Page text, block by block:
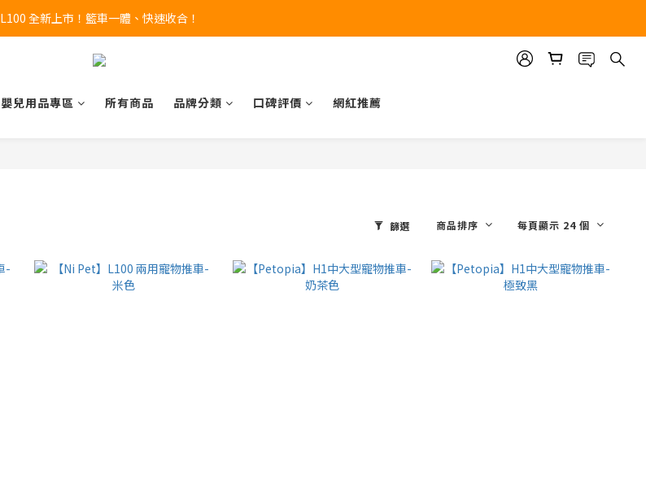
🔥全新 X100 中大型寵物推車熱賣中🔥
L100 全新上市！籃車一體、快速收合！
A9 Plus 外出神器！舒適、安全、好收！
嬰兒用品專區 所有商品 品牌分類 口碑評價 網紅推薦
篩選 商品排序 每頁顯示 24 個